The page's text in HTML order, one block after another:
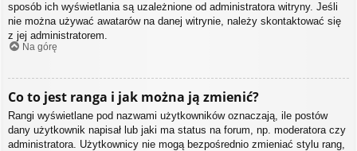
sposób ich wyświetlania są uzależnione od administratora witryny. Jeśli
nie można używać awatarów na danej witrynie, należy skontaktować się
z jej administratorem.
Na górę
Co to jest ranga i jak można ją zmienić?
Rangi wyświetlane pod nazwami użytkowników oznaczają, ile postów
dany użytkownik napisał lub jaki ma status na forum, np. moderatora czy
administratora. Użytkownicy nie mogą bezpośrednio zmieniać stylu rang,